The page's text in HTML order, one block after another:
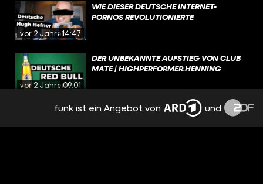
vor 2 Jahren14:47
WIE DIESER DEUTSCHE INTERNET-
PORNOS REVOLUTIONIERTE
vor 2 Jahren09:01
DER UNBEKANNTE AUFSTIEG VON CLUB
MATE | HIGHPERFORMER.HENNING
SNUS: BESTES GESCHÄFTSMODELL DER
WELT | HIGHPERFORMER.HENNING
funk ist ein Angebot von und